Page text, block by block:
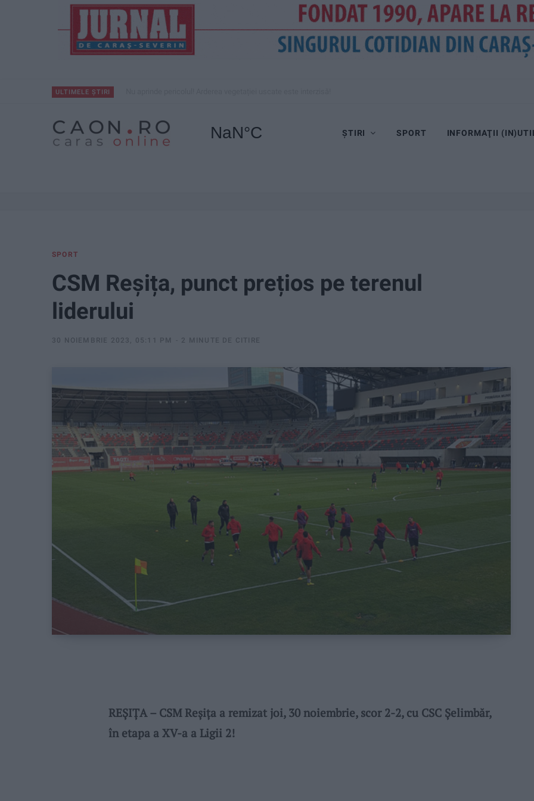
ULTIMELE ȘTIRI
ȘTIRI SPORT INFORMAŢII
SPORT
CSM Reșița, punct prețios pe terenul
liderului
30 NOIEMBRIE 2023, 05:11 PM 2 MINUTE DE CITIRE
REȘIȚA – CSM Reșița a remizat joi, 30 noiembrie, scor 2-2, cu CSC Șelimbăr,
în etapa a XV-a a Ligii 2!